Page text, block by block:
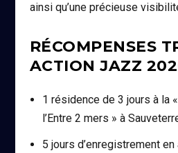
ainsi qu’une précieuse
RÉCOMPENSES
ACTION JAZZ
1 résidence de 3 jours à la
l’Entre 2 mers » à
5 jours d’enregistrement